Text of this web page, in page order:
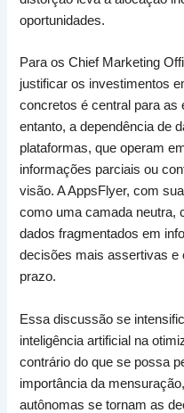
oportunidades.
Para os Chief Marketing
justificar os investimentos
concretos é central para
entanto, a dependência de
plataformas, que operam
informações parciais ou
visão. A AppsFlyer, com
como uma camada neutra,
dados fragmentados em
decisões mais assertivas e
prazo.
Essa discussão se
inteligência artificial na
contrário do que se possa
importância da
autônomas se tornam as